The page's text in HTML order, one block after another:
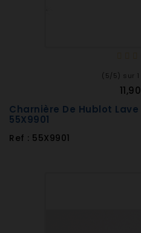
(5/5) sur
Charnière De Hublot
55X9901
Ref : 55X9901